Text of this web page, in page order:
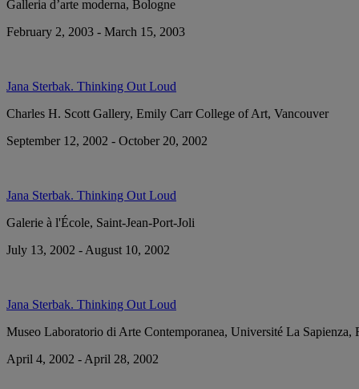
Galleria d’arte moderna, Bologne
February 2, 2003 - March 15, 2003
Jana Sterbak. Thinking Out Loud
Charles H. Scott Gallery, Emily Carr College of Art, Vancouver
September 12, 2002 - October 20, 2002
Jana Sterbak. Thinking Out Loud
Galerie à l'École, Saint-Jean-Port-Joli
July 13, 2002 - August 10, 2002
Jana Sterbak. Thinking Out Loud
Museo Laboratorio di Arte Contemporanea, Université La Sapienza,
April 4, 2002 - April 28, 2002